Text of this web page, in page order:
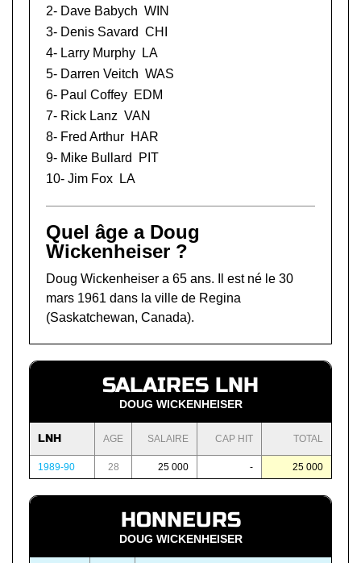
2- Dave Babych WIN
3- Denis Savard CHI
4- Larry Murphy
LA
5- Darren Veitch WAS
6- Paul Coffey EDM
7- Rick Lanz VAN
8- Fred Arthur HAR
9- Mike Bullard
PIT
10- Jim Fox LA
Quel âge a Doug
Wickenheiser ?
Doug Wickenheiser a 65 ans. Il est né le 30
mars 1961 dans la ville de Regina
(Saskatchewan, Canada).
SALAIRES LNH
DOUG WICKENHEISER
LNH AGE SALAIRE CAP HIT TOTAL
1989-90 28 25 000 - 25 000
HONNEURS
DOUG WICKENHEISER